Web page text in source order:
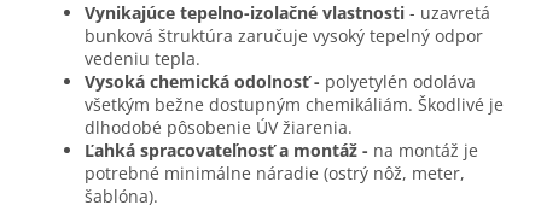
Vynikajúce tepelno-izolačné vlastnosti - uzavretá
bunková štruktúra zaručuje vysoký tepelný odpor
vedeniu tepla.
Vysoká chemická odolnosť - polyetylén odoláva
všetkým bežne dostupným chemikáliám. Škodlivé je
dlhodobé pôsobenie ÚV žiarenia.
Ľahká spracovateľnosť a montáž - na montáž je
potrebné minimálne náradie (ostrý nôž, meter,
šablóna).